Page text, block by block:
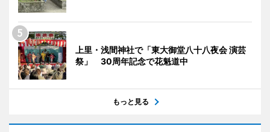
上里・浅間神社で「東大御堂八十八夜会 演芸
祭」 30周年記念で花魁道中
もっと見る